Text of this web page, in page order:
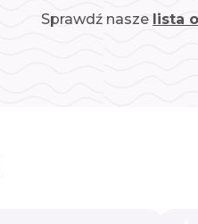
Sprawdź nasze lista